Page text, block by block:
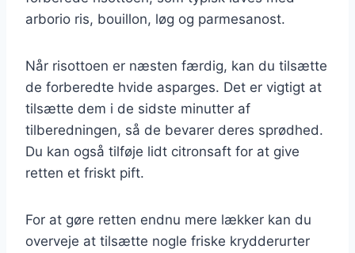
arborio ris, bouillon, løg og parmesanost.
Når risottoen er næsten færdig, kan du tilsætte
de forberedte hvide asparges. Det er vigtigt at
tilsætte dem i de sidste minutter af
tilberedningen, så de bevarer deres sprødhed.
Du kan også tilføje lidt citronsaft for at give
retten et friskt pift.
For at gøre retten endnu mere lækker kan du
overveje at tilsætte nogle friske krydderurter